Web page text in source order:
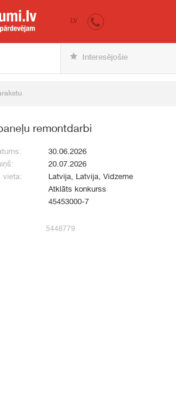
iepirkumi.lv
LV
Interesējošie
remontdarbi
30.06.2026
20.07.2026
vieta:
Latvija, Latvija, Vidzeme
Atklāts konkurss
45453000-7
5448779